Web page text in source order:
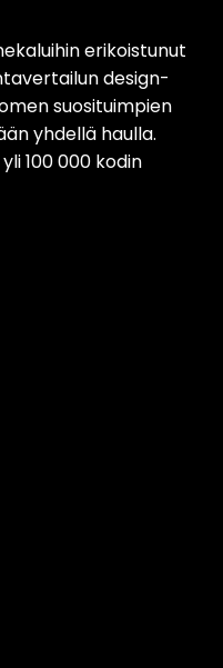
erikoistunut
design-
suosituimpien
yhdellä haulla.
100 000 kodin